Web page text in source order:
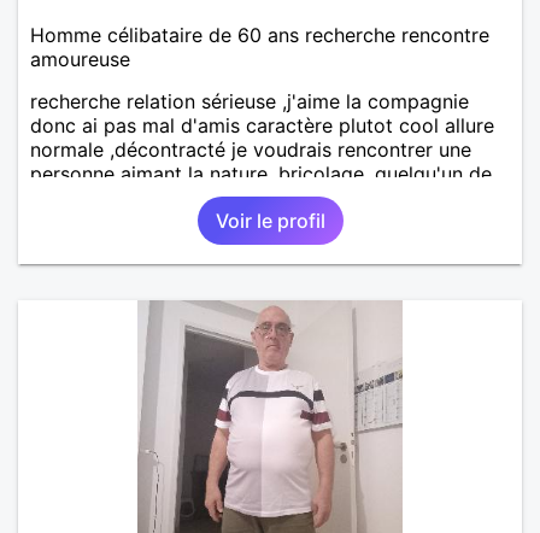
Homme célibataire de 60 ans recherche rencontre
amoureuse
recherche relation sérieuse ,j'aime la compagnie
donc ai pas mal d'amis caractère plutot cool allure
normale ,décontracté je voudrais rencontrer une
personne aimant la nature ,bricolage ,quelqu'un de
simple et naturel à vos claviers mesdames
Voir le profil